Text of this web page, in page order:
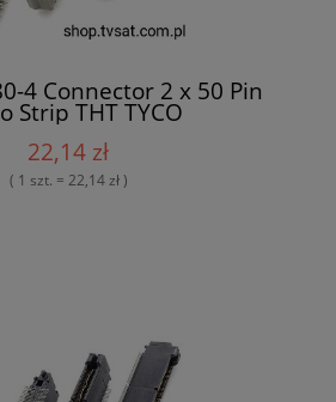
4 Connector 2 x 50 Pin
Strip THT TYCO
22,14 zł
( 1 szt. = 22,14 zł )